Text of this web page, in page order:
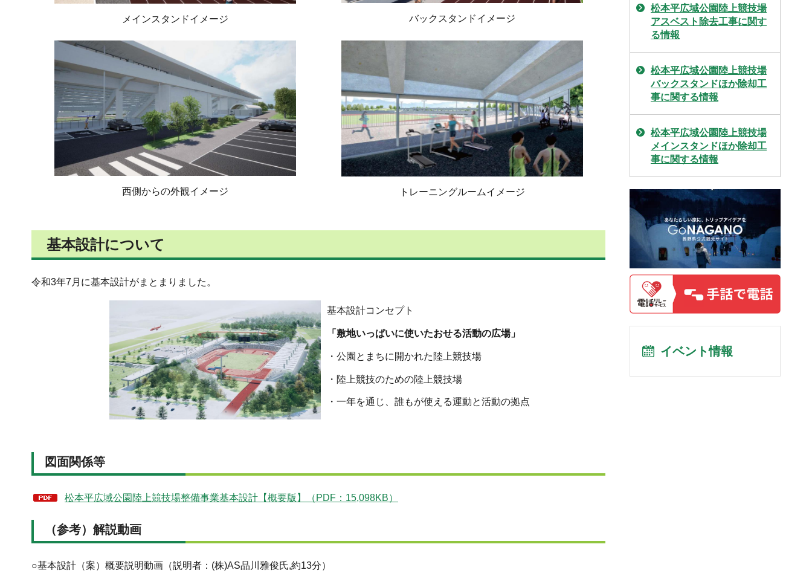
メインスタンドイメージ バックスタンドイメージ
西側からの外観イメージ トレーニングルームイメージ
基本設計について
令和3年7月に基本設計がまとまりました。
基本設計コンセプト
「敷地いっぱいに使いたおせる活動の広場」
・公園とまちに開かれた陸上競技場
・陸上競技のための陸上競技場
・一年を通じ、誰もが使える運動と活動の拠点
図面関係等
松本平広域公園陸上競技場整備事業基本設計【概要版】（PDF：15,098KB）
（参考）解説動画
○基本設計（案）概要説明動画（説明者：(株)AS品川雅俊氏,約13分）
松本平広域公園陸上競技場
アスベスト除去工事に関す
る情報
松本平広域公園陸上競技場
バックスタンドほか除却工
事に関する情報
松本平広域公園陸上競技場
メインスタンドほか除却工
事に関する情報
イベント情報